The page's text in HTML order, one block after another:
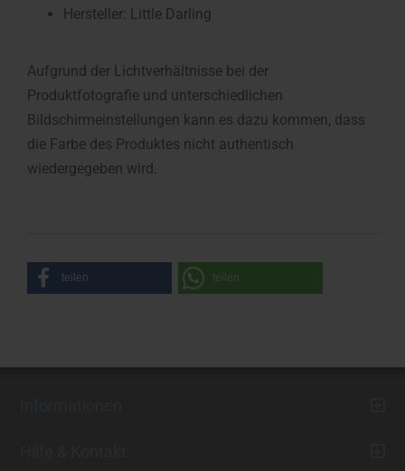
Hersteller: Little Darling
Aufgrund der Lichtverhältnisse bei der
Produktfotografie und unterschiedlichen
Bildschirmeinstellungen kann es dazu kommen, dass
die Farbe des Produktes nicht authentisch
wiedergegeben wird.
teilen teilen